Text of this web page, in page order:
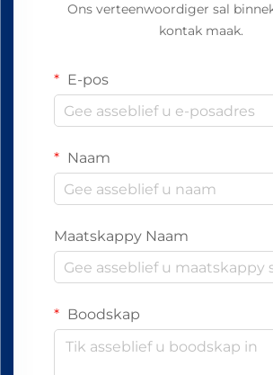
Ons verteenwoordiger sal
kontak maak.
E-pos
Naam
Maatskappy Naam
Boodskap